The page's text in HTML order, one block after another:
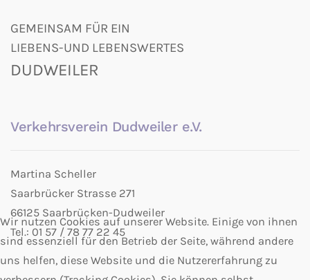
GEMEINSAM FÜR EIN
LIEBENS-UND LEBENSWERTES
DUDWEILER
Verkehrsverein Dudweiler e.V.
Martina Scheller
Saarbrücker Strasse 271
66125 Saarbrücken-Dudweiler
Tel.: 01 57 / 78 77 22 45
Wir nutzen Cookies auf unserer Website. Einige von ihnen
sind essenziell für den Betrieb der Seite, während andere
uns helfen, diese Website und die Nutzererfahrung zu